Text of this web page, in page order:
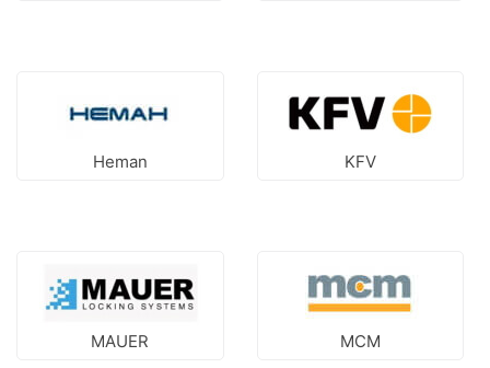
Heman KFV
MAUER MCM